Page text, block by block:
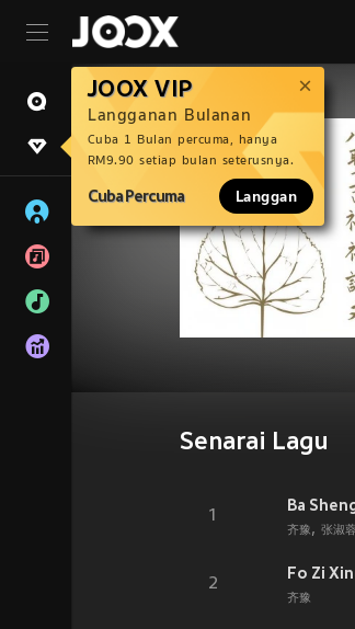
JOOX VIP
Langganan Bulanan
Cuba 1 Bulan percuma, hanya
RM9.90 setiap bulan seterusnya.
Cuba Percuma Langgan
Senarai Lagu
1
Ba
齐豫 张淑蓉
2
Fo Zi
齐豫